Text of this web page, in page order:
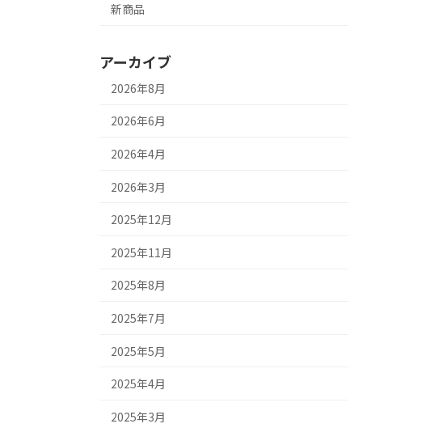
新商品
アーカイブ
2026年8月
2026年6月
2026年4月
2026年3月
2025年12月
2025年11月
2025年8月
2025年7月
2025年5月
2025年4月
2025年3月